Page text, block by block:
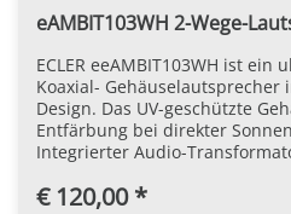
eAMBIT103WH 2-Wege-
ECLER eeAMBIT103WH ist ein
Koaxial-
Design. Das UV-geschützte
Entfärbung bei direkter
Integrierter Audio-
€ 120,00 *